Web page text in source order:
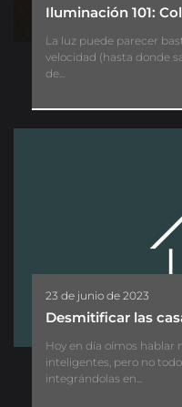
Iluminación 101:
La luz puede parecer
velocidad (hasta donde
de...
23 de junio de 2023
Desmitificar las
Hoy en día oímos hablar
inteligentes, pero no
integrándolas en...